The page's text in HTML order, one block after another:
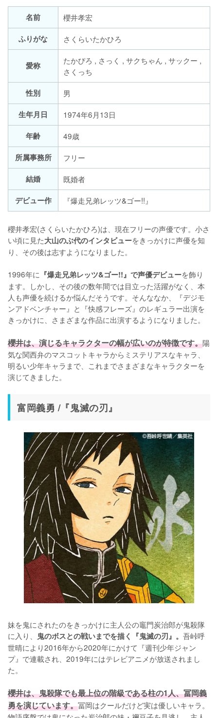
名前
櫻井孝宏
ふりがな
さくらいたかひろ
愛称
たかぴろ , さっく , サクちゃん , サックー ,
さくっち
性別
男
生年月日
1974年6月13日
年齢
49歳
所属事務所
フリー
結婚
既婚者
デビュー作
『爆走兄弟レッツ&ゴー!!』
櫻井孝宏(さくらいたかひろ)は、現在フリーの声優です。小さ
い頃に見た大山のぶ代のインタビューをきっかけに声優を知
り、その後は志すようになりました。
1996年に 『爆走兄弟レッツ&ゴー!!』で声優デビューを飾り
ます。しかし、その後の数年間では目立った活躍がなく、本
人も声優を続けるか悩んだそうです。そんななか、『デジモ
ンアドベンチャー』と『快感フレーズ』のレギュラー出演を
きっかけに、さまざまな作品に出演するようになりました。
櫻井は、演じるキャラクターの幅が広いのが特徴です。陽
気な関西弁のマスコットキャラからミステリアスなキャラ、
明るい少年キャラまで、これまでさまざまなキャラクターを
演じてきました。
富岡義勇 /『鬼滅の刃』
妹を鬼にされたのをきっかけに主人公の竈門炭治郎が鬼殺隊
に入り、 鬼のボスとの戦いまでを描く『鬼滅の刃』。 吾峠呼
世晴により2016年から2020年にかけて『週刊少年ジャン
プ』で連載され、2019年にはテレビアニメが放送されまし
た。
櫻井は、鬼殺隊でも最上位の階級である柱の1人、冨岡義
勇を演じています。冨岡はクールだけど実は優しいキャラ。